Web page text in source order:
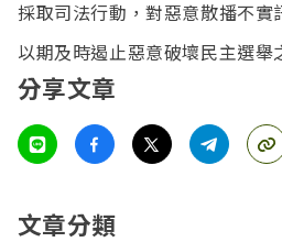
採取司法行動，對惡意散播不實
以期及時遏止惡意破壞民主選舉
分享文章
文章分類